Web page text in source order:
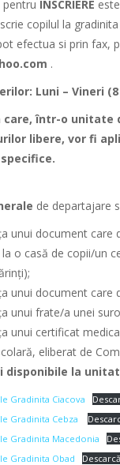
pentru INSCRIERE
copilul la
efectua si prin fax,
.
Luni – Vineri
într-o unitate
libere, vor fi
de departajare
unui document care
o casă de copii/un
unui document care
unui frate/a unei
unui certificat
eliberat de
disponibile la
Gradinita Ciacova
Gradinita Cebza
Gradinita Macedonia
Gradinita Obad
Descarcă